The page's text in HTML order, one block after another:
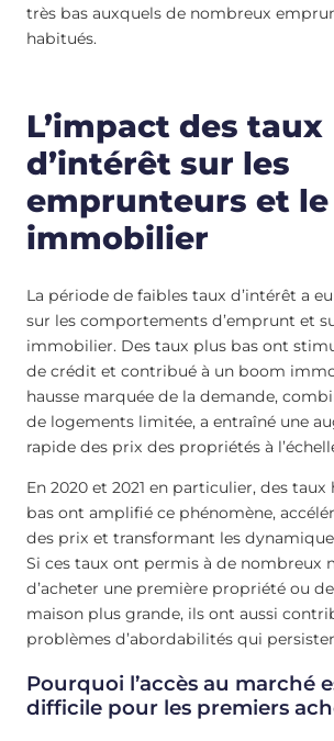
très bas auxquels de nombreux
habitués.
L’impact des taux
d’intérêt sur les
emprunteurs et
immobilier
La période de faibles taux d’intérêt a
sur les comportements d’emprunt et
immobilier. Des taux plus bas ont
de crédit et contribué à un boom
hausse marquée de la demande,
de logements limitée, a entraîné une
rapide des prix des propriétés à
En 2020 et 2021 en particulier, des
bas ont amplifié ce phénomène,
des prix et transformant les
Si ces taux ont permis à de nombreux
d’acheter une première propriété ou
maison plus grande, ils ont aussi
problèmes d’abordabilités qui
Pourquoi l’accès au marché
difficile pour les premiers